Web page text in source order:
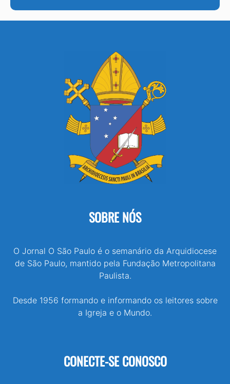
SOBRE NÓS
O Jornal O São Paulo é o semanário da Arquidiocese
de São Paulo, mantido pela Fundação Metropolitana
Paulista.
Desde 1956 formando e informando os leitores sobre
a Igreja e o Mundo.
CONECTE-SE CONOSCO